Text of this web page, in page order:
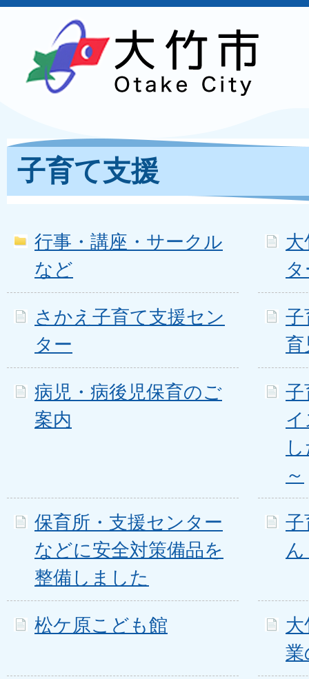
子育て支援
行事・講座・サークル
など
さかえ子育て支援セン
ター
子
育
病児・病後児保育のご
案内
子
～
保育所・支援センター
などに安全対策備品を
整備しました
子
松ケ原こども館
業